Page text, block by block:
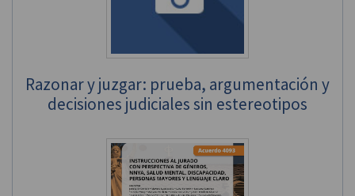
Razonar y juzgar: prueba, argumentación y
decisiones judiciales sin estereotipos